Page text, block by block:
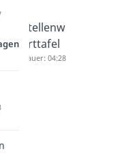
Stellenw
erttafel
Dauer: 04:28